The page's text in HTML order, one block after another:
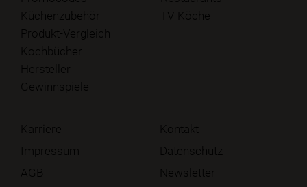
Küchenzubehör
Produkt-Vergleich
Kochbücher
Hersteller
Gewinnspiele
TV-Köche
Karriere
Kontakt
Impressum
Datenschutz
AGB
Newsletter